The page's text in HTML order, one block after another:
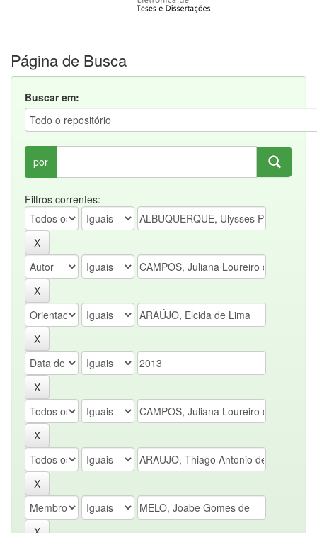
Página de Busca
Buscar em:
por
Filtros correntes: